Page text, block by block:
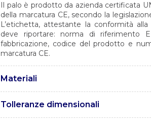
Il palo è prodotto da azienda certificata
della marcatura CE, secondo la
L’etichetta, attestante la conformità
deve riportare: norma di riferimento
fabbricazione, codice del prodotto e
marcatura CE.
Materiali
UNI EN 10219.
Tolleranze dimensionali